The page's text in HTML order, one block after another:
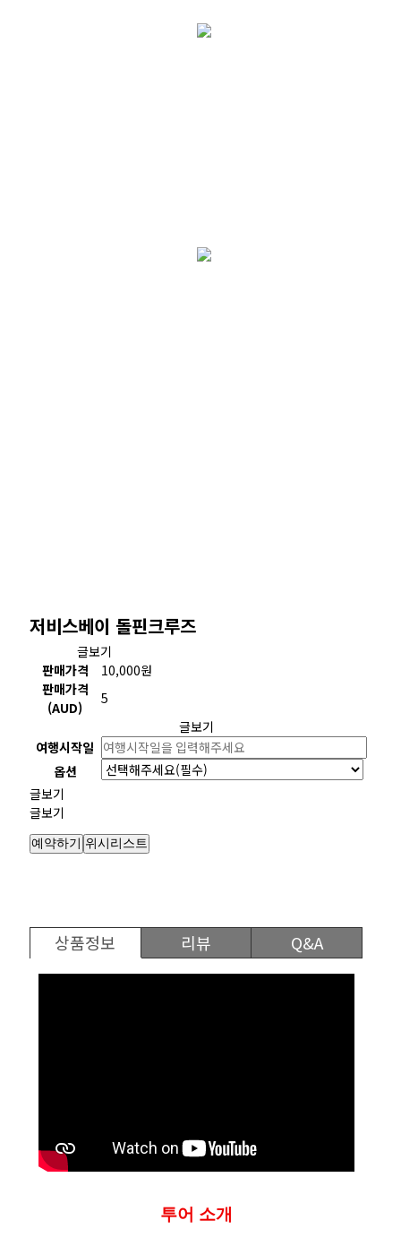
저비스베이 돌핀크루즈
글보기
판매가격
10,000원
판매가격
(AUD)
5
글보기
여행시작일
옵션
글보기
글보기
예약하기 위시리스트
상품정보 리뷰 Q&A
투어 소개